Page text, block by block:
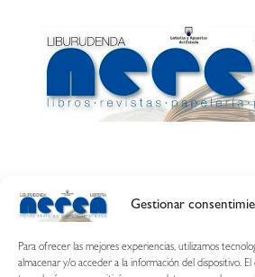
Gestionar
Para ofrecer las mejores experiencias, utilizamos
almacenar y/o acceder a la información del dispositivo.
Calle
687 54 31